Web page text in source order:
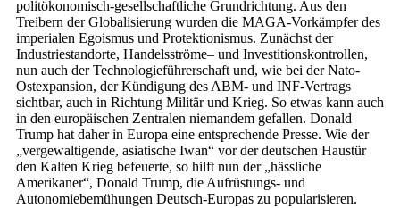
politökonomisch-gesellschaftliche Grundrichtung. Aus den
Treibern der Globalisierung wurden die MAGA-Vorkämpfer des
imperialen Egoismus und Protektionismus. Zunächst der
Industriestandorte, Handelsströme– und Investitionskontrollen,
nun auch der Technologieführerschaft und, wie bei der Nato-
Ostexpansion, der Kündigung des ABM- und INF-Vertrags
sichtbar, auch in Richtung Militär und Krieg. So etwas kann auch
in den europäischen Zentralen niemandem gefallen. Donald
Trump hat daher in Europa eine entsprechende Presse. Wie der
„vergewaltigende, asiatische Iwan“ vor der deutschen Haustür
den Kalten Krieg befeuerte, so hilft nun der „hässliche
Amerikaner“, Donald Trump, die Aufrüstungs- und
Autonomiebemühungen Deutsch-Europas zu popularisieren.